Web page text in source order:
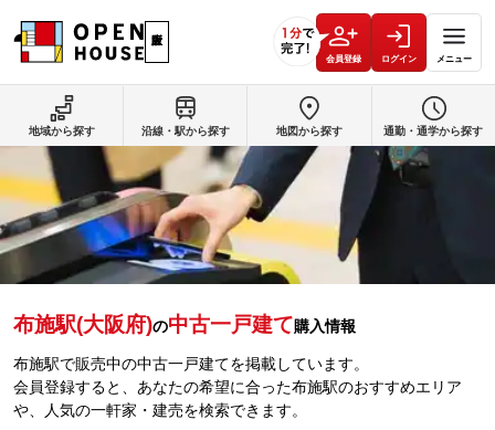
会員登録 ログイン メニュー
布施駅(大阪府)の中古一戸建て購入情報
布施駅で販売中の中古一戸建てを掲載しています。
会員登録すると、あなたの希望に合った布施駅のおすすめエリア
や、人気の一軒家・建売を検索できます。
地域から探す 沿線・駅から探す 地図から探す 通勤・通学から探す